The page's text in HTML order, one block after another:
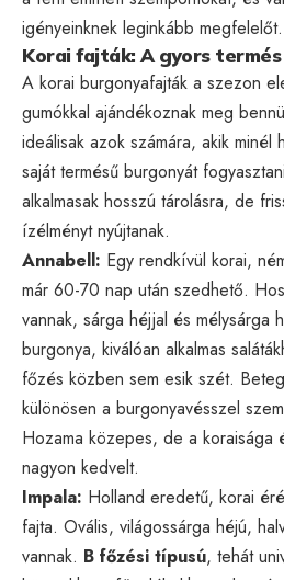
igényeinknek leginkább megfelelőt.
Korai fajták: A gyors
A korai burgonyafajták a szezon
gumókkal ajándékoznak meg
ideálisak azok számára, akik minél
saját termésű burgonyát
alkalmasak hosszú tárolásra, de
ízélményt nyújtanak.
Annabell: Egy rendkívül korai,
már 60-70 nap után szedhető.
vannak, sárga héjjal és mélysárga
burgonya, kiválóan alkalmas
főzés közben sem esik szét.
különösen a burgonyavésszel
Hozama közepes, de a koraisága
nagyon kedvelt.
Impala: Holland eredetű, korai
fajta. Ovális, világossárga héjú,
vannak. B főzési típusú, tehát